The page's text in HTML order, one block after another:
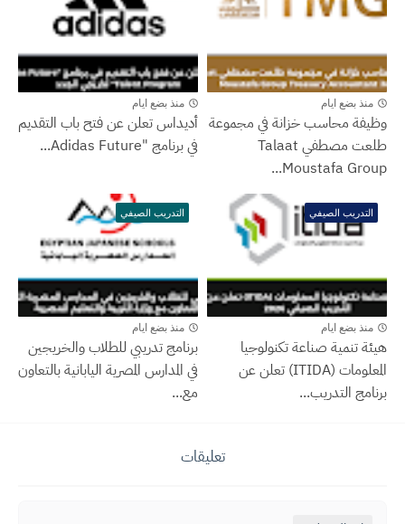
منذ بضع ايام
وظيفة محاسب خزانة في مجموعة
طلعت مصطفي Talaat
Moustafa Group...
منذ بضع ايام
أديداس تعلن عن فتح باب التقديم
في برنامج "Adidas Future...
التدريب الصيفي
منذ بضع ايام
هيئة تنمية صناعة تكنولوجيا
المعلومات (ITIDA) تعلن عن
برنامج التدريب...
التدريب الصيفي
منذ بضع ايام
برنامج تدريبي للطلاب والخريجين
في المدارس المصرية اليابانية بالتعاون
مع...
تعليقات